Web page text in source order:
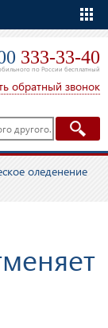
333-33-40
по России бесплатный
обратный звонок
оледенение